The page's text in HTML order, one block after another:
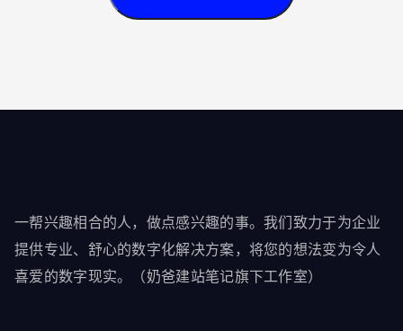
一帮兴趣相合的人，做点感兴趣的事。我们致力于为企业
提供专业、舒心的数字化解决方案，将您的想法变为令人
喜爱的数字现实。（奶爸建站笔记旗下工作室）